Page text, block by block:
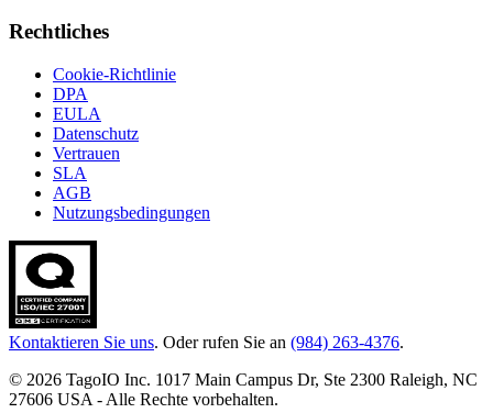
Rechtliches
Cookie-Richtlinie
DPA
EULA
Datenschutz
Vertrauen
SLA
AGB
Nutzungsbedingungen
Kontaktieren Sie uns. Oder rufen Sie an (984) 263-4376.
© 2026 TagoIO Inc. 1017 Main Campus Dr, Ste 2300 Raleigh, NC
27606 USA - Alle Rechte vorbehalten.